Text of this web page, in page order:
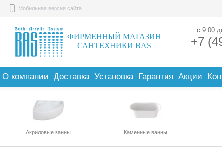
ФИРМЕННЫЙ МАГАЗИН
САНТЕХНИКИ BAS
Мобильная версия сайта
+7
с 9:00
О компании Доставка Установка Гарантия Акции
Акриловые ванны Каменные ванны